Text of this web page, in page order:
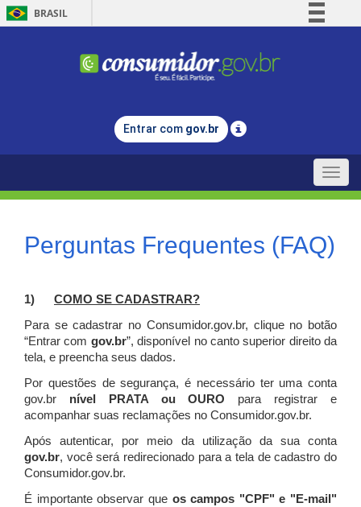
BRASIL
Comunica BR
Legislação
Entrar com gov.br
Toggle
Perguntas Frequentes (FAQ)
1) COMO SE CADASTRAR?
Para se cadastrar no Consumidor.gov.br, clique no botão
“Entrar com gov.br”, disponível no canto superior direito da
tela, e preencha seus dados.
Por questões de segurança, é necessário ter uma conta
gov.br nível PRATA ou OURO para registrar e
acompanhar suas reclamações no Consumidor.gov.br.
Após autenticar, por meio da utilização da sua conta
gov.br, você será redirecionado para a tela de cadastro do
Consumidor.gov.br.
É importante observar que os campos "CPF" e "E-mail"